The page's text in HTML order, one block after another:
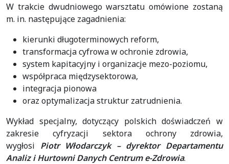
W trakcie dwudniowego warsztatu omówione zostaną
m. in. następujące zagadnienia:
kierunki długoterminowych reform,
transformacja cyfrowa w ochronie zdrowia,
system kapitacyjny i organizacje mezo-poziomu,
współpraca międzysektorowa,
integracja pionowa
oraz optymalizacja struktur zatrudnienia.
Wykład specjalny, dotyczący polskich doświadczeń w
zakresie cyfryzacji sektora ochrony zdrowia,
wygłosi Piotr Włodarczyk – dyrektor Departamentu
Analiz i Hurtowni Danych Centrum e-Zdrowia.